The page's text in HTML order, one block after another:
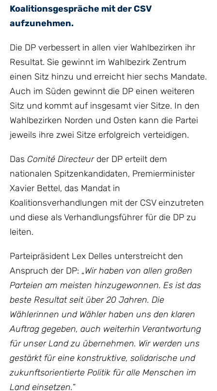
Koalitionsgespräche mit der CSV
aufzunehmen.
Die DP verbessert in allen vier Wahlbezirken ihr
Resultat. Sie gewinnt im Wahlbezirk Zentrum
einen Sitz hinzu und erreicht hier sechs Mandate.
Auch im Süden gewinnt die DP einen weiteren
Sitz und kommt auf insgesamt vier Sitze. In den
Wahlbezirken Norden und Osten kann die Partei
jeweils ihre zwei Sitze erfolgreich verteidigen.
Das Comité Directeurder DP erteilt dem
nationalen Spitzenkandidaten, Premierminister
Xavier Bettel, das Mandat in
Koalitionsverhandlungen mit der CSV einzutreten
und diese als Verhandlungsführer für die DP zu
leiten.
Parteipräsident Lex Delles unterstreicht den
Anspruch der DP: „Wir haben von allen großen
Parteien am meisten hinzugewonnen. Es ist das
beste Resultat seit über 20 Jahren. Die
Wählerinnen und Wähler haben uns den klaren
Auftrag gegeben, auch weiterhin Verantwortung
für unser Land zu übernehmen. Wir werden uns
gestärkt für eine konstruktive, solidarische und
zukunftsorientierte Politik für alle Menschen im
Land einsetzen.“